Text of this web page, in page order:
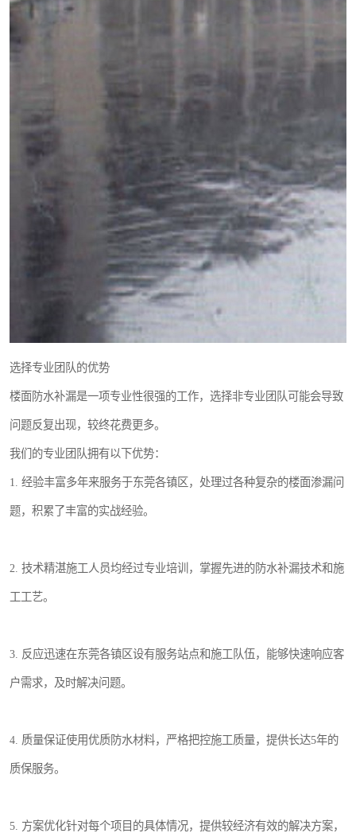
选择专业团队的优势
楼面防水补漏是一项专业性很强的工作，选择非专业团队可能会导致
问题反复出现，较终花费更多。
我们的专业团队拥有以下优势：
1. 经验丰富多年来服务于东莞各镇区，处理过各种复杂的楼面渗漏问
题，积累了丰富的实战经验。
2. 技术精湛施工人员均经过专业培训，掌握先进的防水补漏技术和施
工工艺。
3. 反应迅速在东莞各镇区设有服务站点和施工队伍，能够快速响应客
户需求，及时解决问题。
4. 质量保证使用优质防水材料，严格把控施工质量，提供长达5年的
质保服务。
5. 方案优化针对每个项目的具体情况，提供较经济有效的解决方案，